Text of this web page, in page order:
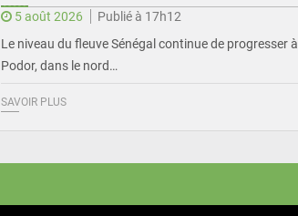
5 août 2026
Publié à 17h12
Le niveau du fleuve Sénégal continue de progresser à
Podor, dans le nord…
SAVOIR PLUS